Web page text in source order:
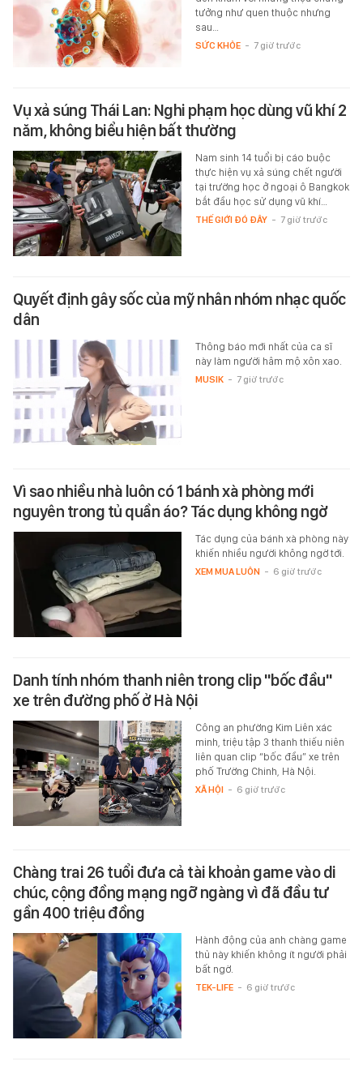
tưởng như quen thuộc nhưng
sau…
SỨC KHỎE - 7 giờ trước
Vụ xả súng Thái Lan: Nghi phạm học dùng vũ khí 2
năm, không biểu hiện bất thường
Nam sinh 14 tuổi bị cáo buộc
thực hiện vụ xả súng chết người
tại trường học ở ngoại ô Bangkok
bắt đầu học sử dụng vũ khí…
THẾ GIỚI ĐÓ ĐÂY - 7 giờ trước
Quyết định gây sốc của mỹ nhân nhóm nhạc quốc
dân
Thông báo mới nhất của ca sĩ
này làm người hâm mộ xôn xao.
MUSIK - 7 giờ trước
Vì sao nhiều nhà luôn có 1 bánh xà phòng mới
nguyên trong tủ quần áo? Tác dụng không ngờ
Tác dụng của bánh xà phòng này
khiến nhiều người không ngờ tới.
XEM MUA LUÔN - 6 giờ trước
Danh tính nhóm thanh niên trong clip "bốc đầu"
xe trên đường phố ở Hà Nội
Công an phường Kim Liên xác
minh, triệu tập 3 thanh thiếu niên
liên quan clip “bốc đầu” xe trên
phố Trường Chinh, Hà Nội.
XÃ HỘI - 6 giờ trước
Chàng trai 26 tuổi đưa cả tài khoản game vào di
chúc, cộng đồng mạng ngỡ ngàng vì đã đầu tư
gần 400 triệu đồng
Hành động của anh chàng game
thủ này khiến không ít người phải
bất ngờ.
TEK-LIFE - 6 giờ trước